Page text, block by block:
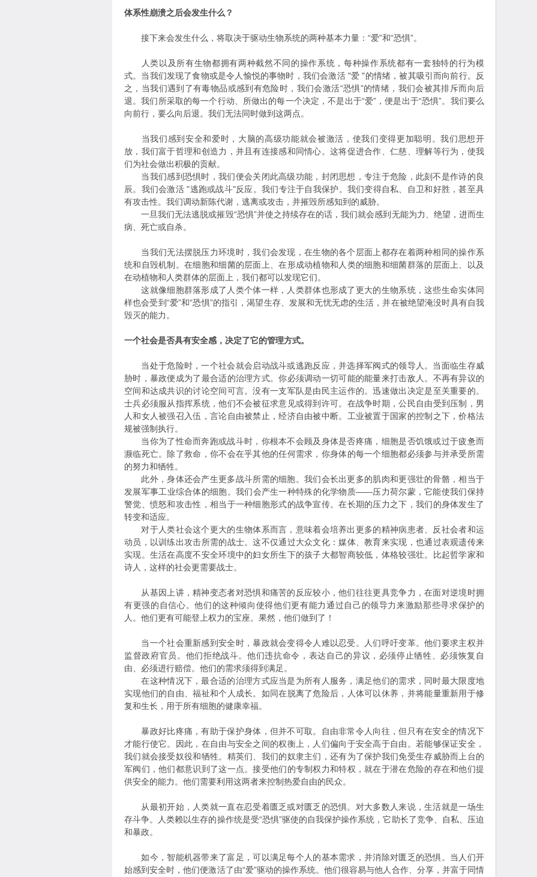
体系性崩溃之后会发生什么？
接下来会发生什么，将取决于驱动生物系统的两种基本力量：“爱”和“恐惧”。
人类以及所有生物都拥有两种截然不同的操作系统，每种操作系统都有一套独特的行为模
式。当我们发现了食物或是令人愉悦的事物时，我们会激活 "爱 "的情绪，被其吸引而向前行。反
之，当我们遇到了有毒物品或感到有危险时，我们会激活“恐惧”的情绪，我们会被其排斥而向后
退。我们所采取的每一个行动、所做出的每一个决定，不是出于“爱”，便是出于“恐惧”。我们要么
向前行，要么向后退。我们无法同时做到这两点。
当我们感到安全和爱时，大脑的高级功能就会被激活，使我们变得更加聪明。我们思想开
放，我们富于哲理和创造力，并且有连接感和同情心。这将促进合作、仁慈、理解等行为，使我
们为社会做出积极的贡献。
当我们感到恐惧时，我们便会关闭此高级功能，封闭思想，专注于危险，此刻不是作诗的良
辰。我们会激活 "逃跑或战斗"反应。我们专注于自我保护。我们变得自私、自卫和好胜，甚至具
有攻击性。我们调动新陈代谢，逃离或攻击，并摧毁所感知到的威胁。
一旦我们无法逃脱或摧毁“恐惧”并使之持续存在的话，我们就会感到无能为力、绝望，进而生
病、死亡或自杀。
当我们无法摆脱压力环境时，我们会发现，在生物的各个层面上都存在着两种相同的操作系
统和自毁机制。在细胞和细菌的层面上、在形成动植物和人类的细胞和细菌群落的层面上、以及
在动植物和人类群体的层面上，我们都可以发现它们。
这就像细胞群落形成了人类个体一样，人类群体也形成了更大的生物系统，这些生命实体同
样也会受到“爱”和“恐惧”的指引，渴望生存、发展和无忧无虑的生活，并在被绝望淹没时具有自我
毁灭的能力。
一个社会是否具有安全感，决定了它的管理方式。
当处于危险时，一个社会就会启动战斗或逃跑反应，并选择军阀式的领导人。当面临生存威
胁时，暴政便成为了最合适的治理方式。你必须调动一切可能的能量来打击敌人。不再有异议的
空间和达成共识的讨论空间可言。没有一支军队是由民主运作的。迅速做出决定是至关重要的。
士兵必须服从指挥系统，他们不会被征求意见或得到许可。在战争时期，公民自由受到压制，男
人和女人被强召入伍，言论自由被禁止，经济自由被中断。工业被置于国家的控制之下，价格法
规被强制执行。
当你为了性命而奔跑或战斗时，你根本不会顾及身体是否疼痛，细胞是否饥饿或过于疲惫而
濒临死亡。除了救命，你不会在乎其他的任何需求，你身体的每一个细胞都必须参与并承受所需
的努力和牺牲。
此外，身体还会产生更多战斗所需的细胞。我们会长出更多的肌肉和更强壮的骨骼，相当于
发展军事工业综合体的细胞。我们会产生一种特殊的化学物质——压力荷尔蒙，它能使我们保持
警觉、愤怒和攻击性，相当于一种细胞形式的战争宣传。在长期的压力之下，我们的身体发生了
转变和适应。
对于人类社会这个更大的生物体系而言，意味着会培养出更多的精神病患者、反社会者和运
动员，以训练出攻击所需的战士。这不仅通过大众文化：媒体、教育来实现，也通过表观遗传来
实现。生活在高度不安全环境中的妇女所生下的孩子大都智商较低，体格较强壮。比起哲学家和
诗人，这样的社会更需要战士。
从基因上讲，精神变态者对恐惧和痛苦的反应较小，他们往往更具竞争力，在面对逆境时拥
有更强的自信心。他们的这种倾向使得他们更有能力通过自己的领导力来激励那些寻求保护的
人。他们更有可能登上权力的宝座。果然，他们做到了！
当一个社会重新感到安全时，暴政就会变得令人难以忍受。人们呼吁变革。他们要求主权并
监督政府官员。他们拒绝战斗。他们违抗命令，表达自己的异议，必须停止牺牲、必须恢复自
由、必须进行赔偿。他们的需求须得到满足。
在这种情况下，最合适的治理方式应当是为所有人服务，满足他们的需求，同时最大限度地
实现他们的自由、福祉和个人成长。如同在脱离了危险后，人体可以休养，并将能量重新用于修
复和生长，用于所有细胞的健康幸福。
暴政好比疼痛，有助于保护身体，但并不可取。自由非常令人向往，但只有在安全的情况下
才能行使它。因此，在自由与安全之间的权衡上，人们偏向于安全高于自由。若能够保证安全，
我们就会接受奴役和牺牲。精英们、我们的奴隶主们，还有为了保护我们免受生存威胁而上台的
军阀们，他们都意识到了这一点。接受他们的专制权力和特权，就在于潜在危险的存在和他们提
供安全的能力。他们需要利用这两者来控制热爱自由的民众。
从最初开始，人类就一直在忍受着匮乏或对匮乏的恐惧。对大多数人来说，生活就是一场生
存斗争。人类赖以生存的操作统是受“恐惧”驱使的自我保护操作系统，它助长了竞争、自私、压迫
和暴政。
如今，智能机器带来了富足，可以满足每个人的基本需求，并消除对匮乏的恐惧。当人们开
始感到安全时，他们便激活了由“爱”驱动的操作系统。他们很容易与他人合作、分享，并富于同情